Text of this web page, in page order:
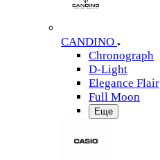
CANDINO
Chronograph
D-Light
Elegance Flair
Full Moon
Еще